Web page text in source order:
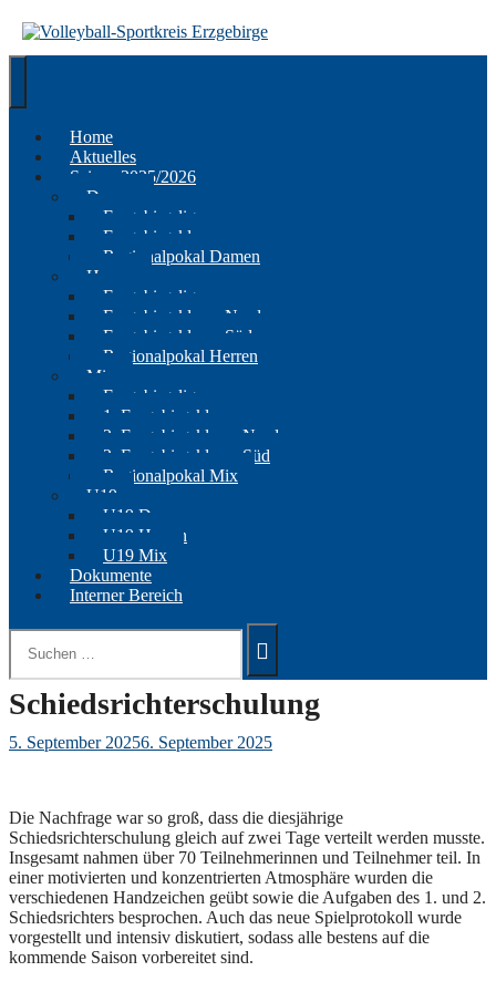
zum
Inhalt
Home
Aktuelles
Saison 2025/2026
Damen
Erzgebirgsliga
Erzgebirgsklasse
Regionalpokal Damen
Herren
Erzgebirgsliga
Erzgebirgsklasse Nord
Erzgebirgsklasse Süd
Regionalpokal Herren
Mix
Erzgebirgsliga
1. Erzgebirgsklasse
2. Erzgebirgsklasse Nord
2. Erzgebirgsklasse Süd
Regionalpokal Mix
U19
U19 Damen
U19 Herren
U19 Mix
Dokumente
Interner Bereich
Suchen
nach:
Schiedsrichterschulung
5. September 20256. September 2025
Die Nachfrage war so groß, dass die diesjährige
Schiedsrichterschulung gleich auf zwei Tage verteilt werden musste.
Insgesamt nahmen über 70 Teilnehmerinnen und Teilnehmer teil. In
einer motivierten und konzentrierten Atmosphäre wurden die
verschiedenen Handzeichen geübt sowie die Aufgaben des 1. und 2.
Schiedsrichters besprochen. Auch das neue Spielprotokoll wurde
vorgestellt und intensiv diskutiert, sodass alle bestens auf die
kommende Saison vorbereitet sind.